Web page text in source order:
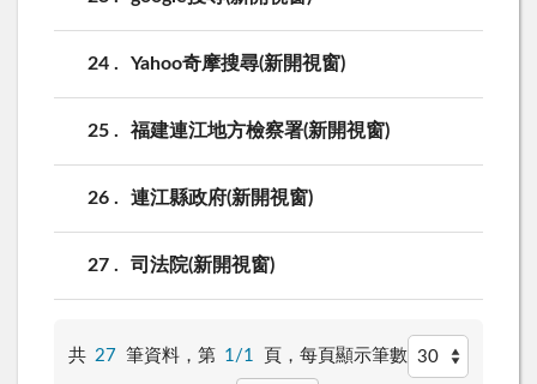
24 Yahoo奇摩搜尋(新開視窗)
25 福建連江地方檢察署(新開視窗)
26 連江縣政府(新開視窗)
27 司法院(新開視窗)
共 27 筆資料，第 1/1 頁， 每頁顯示筆數